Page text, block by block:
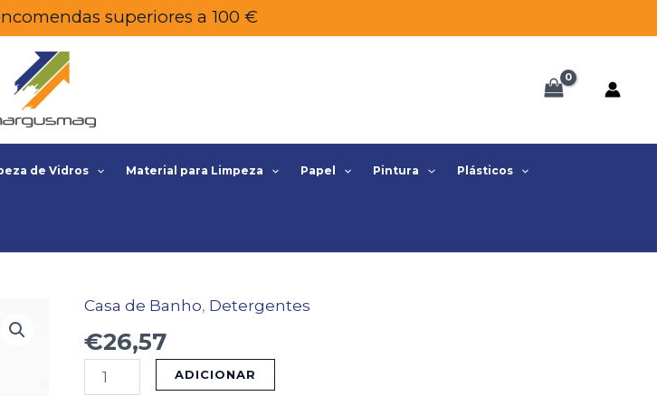
superiores a 100 €
de Vidros Material para Limpeza Papel Pintura Plásticos
Casa de Banho, Detergentes
€26,57
Quantidade
de
PASTILHAS
DESODORISANTES
ADICIONAR